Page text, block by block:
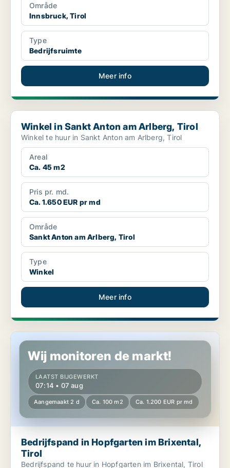
Område
Innsbruck, Tirol
Type
Bedrijfsruimte
Meer info
Winkel in Sankt Anton am Arlberg, Tirol
Winkel in Sankt Anton am Arlberg, Tirol
Winkel te huur in Sankt Anton am Arlberg, Tirol
Areal
Ca. 45 m2
Pris pr. md.
Ca. 1.650 EUR pr md
Område
Sankt Anton am Arlberg, Tirol
Type
Winkel
Meer info
Bedrijfspand in Hopfgarten im Brixental, Tirol
Wij monitoren de markt!
LAATST BIJGEWERKT
07:14 • 07 aug
Aangemaakt 2 d Ca. 100 m2 Ca. 1.200 EUR pr md
Bedrijfspand in Hopfgarten im Brixental,
Tirol
Bedrijfspand te huur in Hopfgarten im Brixental, Tirol